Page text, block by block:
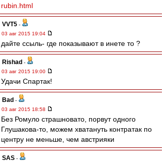
rubin.html
VVT5 -
03 авг 2015 19:04
дайте ссыль- где показывают в инете то ?
Rishad -
03 авг 2015 19:00
Удачи Спартак!
Bad -
03 авг 2015 18:58
Без Ромуло страшновато, порвут одного
Глушакова-то, можем хватануть контратак по
центру не меньше, чем австрияки
SAS -